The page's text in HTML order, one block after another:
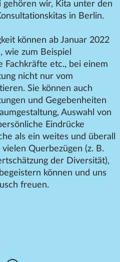
gehören wir, Kita unter den
in Berlin.
können ab Januar 2022
wie zum Beispiel
Fachkräfte etc., bei einem
nicht nur vom
Sie können auch
und Gegebenheiten
Auswahl von
Eindrücke
als ein weites und überall
Querbezügen (z. B.
der Diversität),
können und uns
freuen.